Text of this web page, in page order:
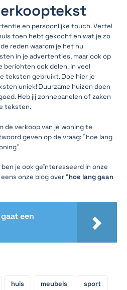
en persoonlijke touch. Vertel
toen hebt gekocht en wat je zo
reden waarom je het nu
in je advertenties, maar ook op
berichten ook delen. In veel
teksten gebruikt. Doe hier je
uniek! Duurzame huizen doen
Heb jij zonnepanelen of zaken
teksten.
de verkoop van je woning te
geven op de vraag: "hoe lang
je ook geïnteresseerd in onze
onze blog over “hoe lang gaan
een
huis meubels sport